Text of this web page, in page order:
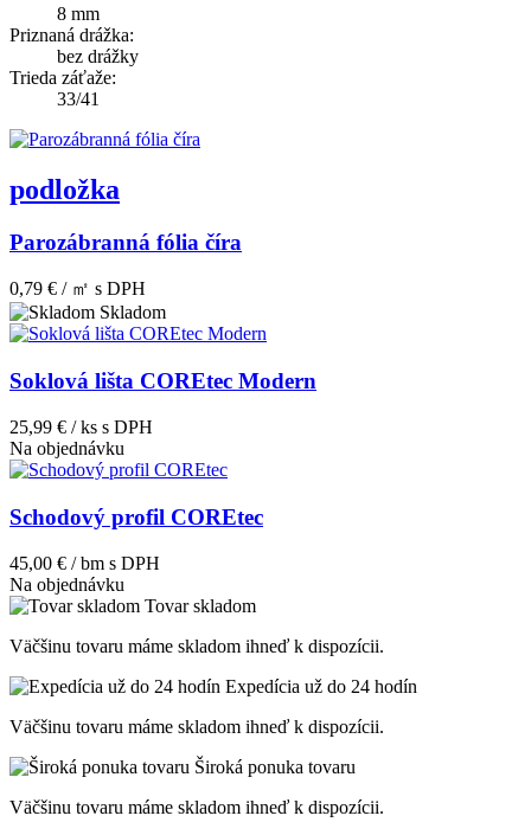
8 mm
Priznaná drážka:
bez drážky
Trieda záťaže:
33/41
podložka
Parozábranná fólia číra
0,79 € / ㎡ s DPH
Skladom
Soklová lišta COREtec Modern
25,99 € / ks s DPH
Na objednávku
Schodový profil COREtec
45,00 € / bm s DPH
Na objednávku
Tovar skladom
Väčšinu tovaru máme skladom ihneď k dispozícii.
Expedícia už do 24 hodín
Väčšinu tovaru máme skladom ihneď k dispozícii.
Široká ponuka tovaru
Väčšinu tovaru máme skladom ihneď k dispozícii.